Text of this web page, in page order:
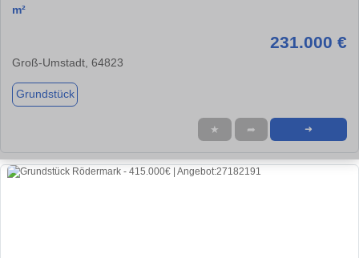
m²
231.000 €
Groß-Umstadt, 64823
Grundstück
★ ➦ ➜